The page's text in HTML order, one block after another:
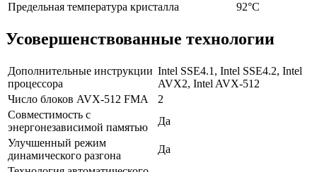
Предельная температура кристалла
92°C
Усовершенствованные технологии
Дополнительные инструкции
процессора
Intel SSE4.1, Intel SSE4.2, Intel
AVX2, Intel AVX-512
Число блоков AVX-512 FMA
2
Совместимость с
энергонезависимой памятью
Да
Улучшенный режим
динамического разгона
Да